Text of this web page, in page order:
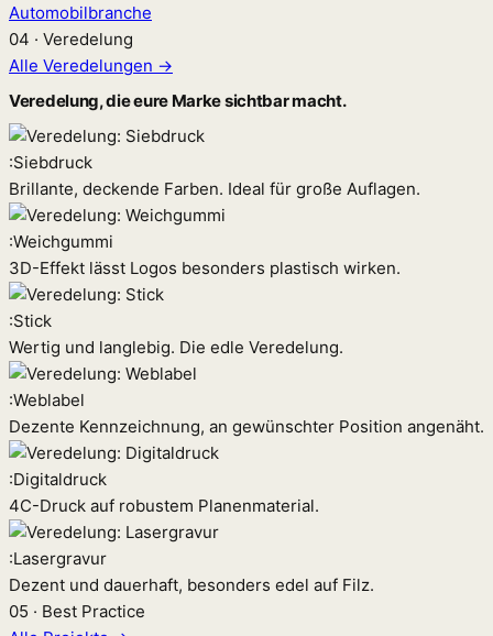
Automobilbranche
04 · Veredelung
Alle Veredelungen →
Veredelung, die eure Marke sichtbar macht.
:Siebdruck
Brillante, deckende Farben. Ideal für große Auflagen.
:Weichgummi
3D-Effekt lässt Logos besonders plastisch wirken.
:Stick
Wertig und langlebig. Die edle Veredelung.
:Weblabel
Dezente Kennzeichnung, an gewünschter Position angenäht.
:Digitaldruck
4C-Druck auf robustem Planenmaterial.
:Lasergravur
Dezent und dauerhaft, besonders edel auf Filz.
05 · Best Practice